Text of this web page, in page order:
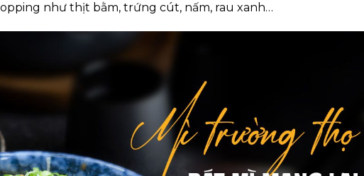
như thịt bằm, trứng cút, nấm, rau xanh…